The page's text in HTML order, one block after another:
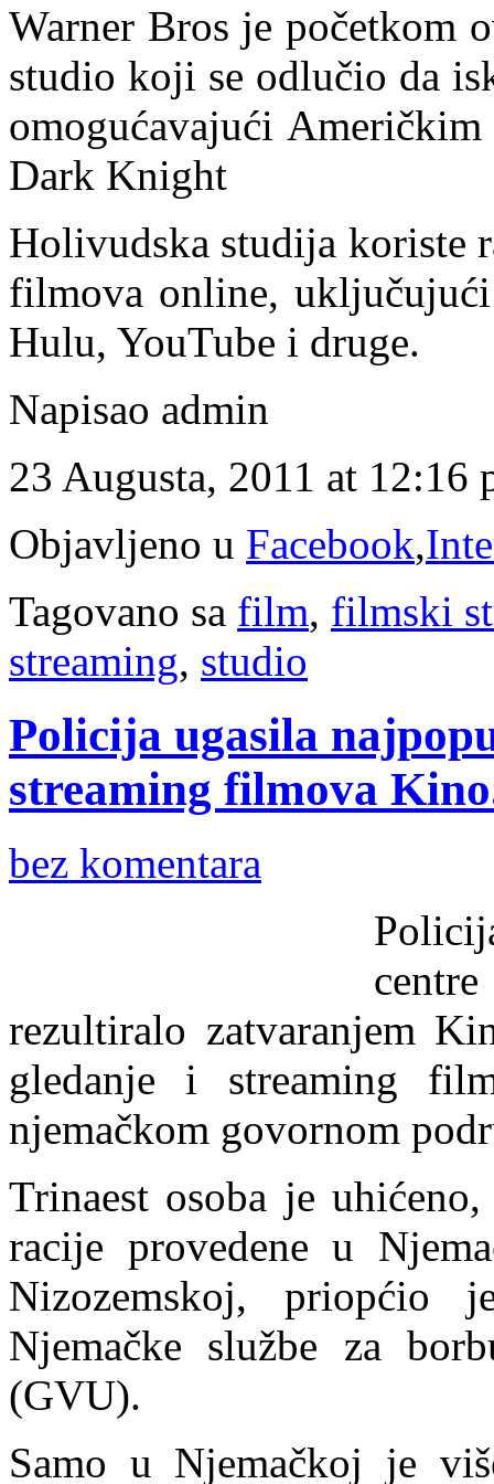
Warner Bros je početkom
studio koji se odlučio da
omogućavajući
Dark Knight
Holivudska studija koriste
filmova online,
Hulu, YouTube i druge.
Napisao admin
23 Augusta, 2011 at 12:16
Objavljeno u Facebook,
Tagovano sa film, filmski
streaming, studio
Policija ugasila
streaming filmova
bez komentara
rezultiralo zatvaranjem
gledanje i streaming
njemačkom govornom
Trinaest osoba je
racije provedene u
Nizozemskoj, priopćio
Njemačke službe za
(GVU).
Samo u Njemačkoj je